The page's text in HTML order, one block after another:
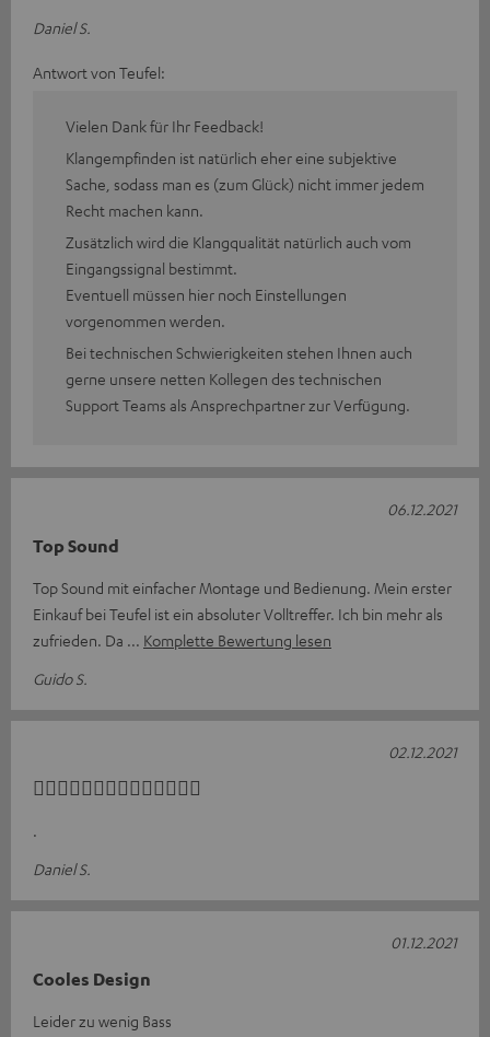
Daniel S.
Antwort von Teufel:
Vielen Dank für Ihr Feedback!
Klangempfinden ist natürlich eher eine subjektive
Sache, sodass man es (zum Glück) nicht immer jedem
Recht machen kann.
Zusätzlich wird die Klangqualität natürlich auch vom
Eingangssignal bestimmt.
Eventuell müssen hier noch Einstellungen
vorgenommen werden.
Bei technischen Schwierigkeiten stehen Ihnen auch
gerne unsere netten Kollegen des technischen
Support Teams als Ansprechpartner zur Verfügung.
Top Sound
Top Sound mit einfacher Montage und Bedienung. Mein erster
Einkauf bei Teufel ist ein absoluter Volltreffer. Ich bin mehr als
zufrieden. Da
Komplette Bewertung lesen
Guido S.
06.12.2021
👍🏼👍🏼👍🏼👍🏼👍🏼👍🏼👍🏼
.
Daniel S.
02.12.2021
Cooles Design
Leider zu wenig Bass
01.12.2021